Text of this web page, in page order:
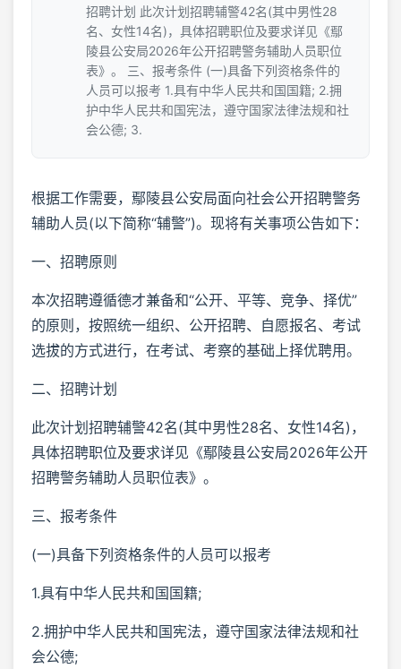
招聘计划 此次计划招聘辅警42名(其中男性28
名、女性14名)，具体招聘职位及要求详见《鄢
陵县公安局2026年公开招聘警务辅助人员职位
表》。 三、报考条件 (一)具备下列资格条件的
人员可以报考 1.具有中华人民共和国国籍; 2.拥
护中华人民共和国宪法，遵守国家法律法规和社
会公德; 3.
根据工作需要，鄢陵县公安局面向社会公开招聘警务
辅助人员(以下简称“辅警”)。现将有关事项公告如下：
一、招聘原则
本次招聘遵循德才兼备和“公开、平等、竞争、择优”
的原则，按照统一组织、公开招聘、自愿报名、考试
选拔的方式进行，在考试、考察的基础上择优聘用。
二、招聘计划
此次计划招聘辅警42名(其中男性28名、女性14名)，
具体招聘职位及要求详见《鄢陵县公安局2026年公开
招聘警务辅助人员职位表》。
三、报考条件
(一)具备下列资格条件的人员可以报考
1.具有中华人民共和国国籍;
2.拥护中华人民共和国宪法，遵守国家法律法规和社
会公德;